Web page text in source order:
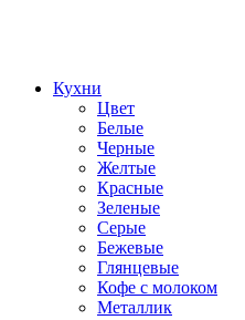
Кухни
Цвет
Белые
Черные
Желтые
Красные
Зеленые
Серые
Бежевые
Глянцевые
Кофе с молоком
Металлик